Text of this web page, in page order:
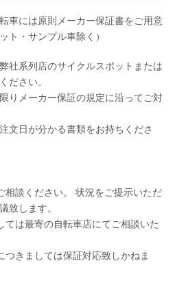
車には原則メーカー保証書をご用意
ト・サンプル車除く）
社系列店のサイクルスポットまたは
ださい。
りメーカー保証の規定に沿ってご対
文日が分かる書類をお持ちくださ
相談ください。 状況をご提示いただ
致します。
は最寄の自転車店にてご相談いた
きましては保証対応致しかねま